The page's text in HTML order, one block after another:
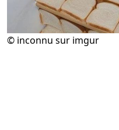
© inconnu sur imgur